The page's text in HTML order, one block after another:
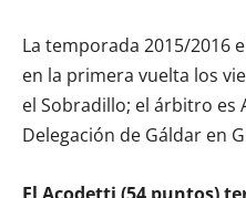
La temporada 2015/2016
en la primera vuelta los
el Sobradillo; el árbitro es
Delegación de Gáldar en